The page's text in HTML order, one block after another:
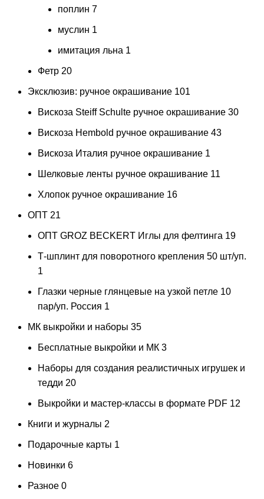
поплин 7
муслин 1
имитация льна 1
Фетр 20
Эксклюзив: ручное окрашивание 101
Вискоза Steiff Schulte ручное окрашивание 30
Вискоза Hembold ручное окрашивание 43
Вискоза Италия ручное окрашивание 1
Шелковые ленты ручное окрашивание 11
Хлопок ручное окрашивание 16
ОПТ 21
ОПТ GROZ BECKERT Иглы для фелтинга 19
Т-шплинт для поворотного крепления 50 шт/уп.
1
Глазки черные глянцевые на узкой петле 10
пар/уп. Россия 1
МК выкройки и наборы 35
Бесплатные выкройки и МК 3
Наборы для создания реалистичных игрушек и
тедди 20
Выкройки и мастер-классы в формате PDF 12
Книги и журналы 2
Подарочные карты 1
Новинки 6
Разное 0